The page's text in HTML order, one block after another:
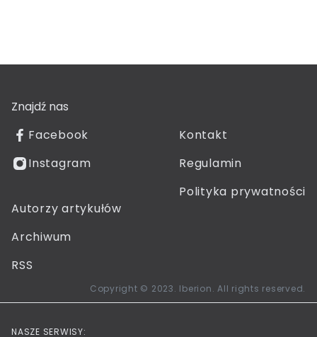
Znajdź nas
Facebook
Instagram
Kontakt
Regulamin
Polityka prywatności
Autorzy artykułów
Archiwum
RSS
Copyright © 2023. Iberion. All rights reserved.
NASZE SERWISY: